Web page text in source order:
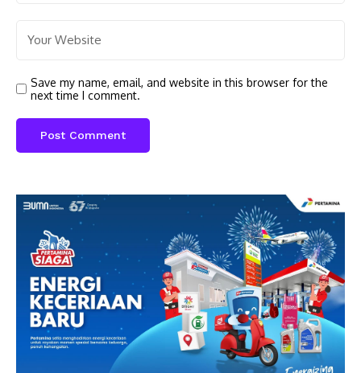
Save my name, email, and website in this browser for the
next time I comment.